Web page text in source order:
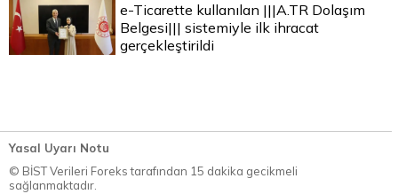
e-Ticarette kullanılan |||A.TR Dolaşım
Belgesi||| sistemiyle ilk ihracat
gerçekleştirildi
Yasal Uyarı Notu
© BİST Verileri Foreks tarafından 15 dakika gecikmeli
sağlanmaktadır.